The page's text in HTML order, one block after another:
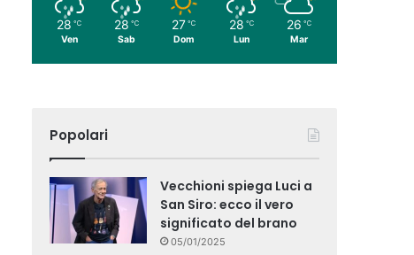
28 ℃
Ven
28 ℃
Sab
27 ℃
Dom
28 ℃
Lun
26 ℃
Mar
Popolari
Vecchioni spiega Luci a
San Siro: ecco il vero
significato del brano
05/01/2025